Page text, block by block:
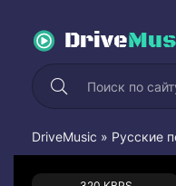
Drive
DriveMusic » Русские
0